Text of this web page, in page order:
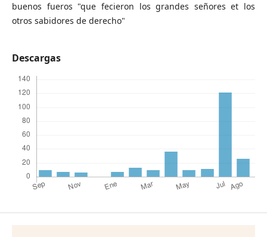
buenos fueros "que fecieron los grandes señores et los
otros sabidores de derecho"
Descargas